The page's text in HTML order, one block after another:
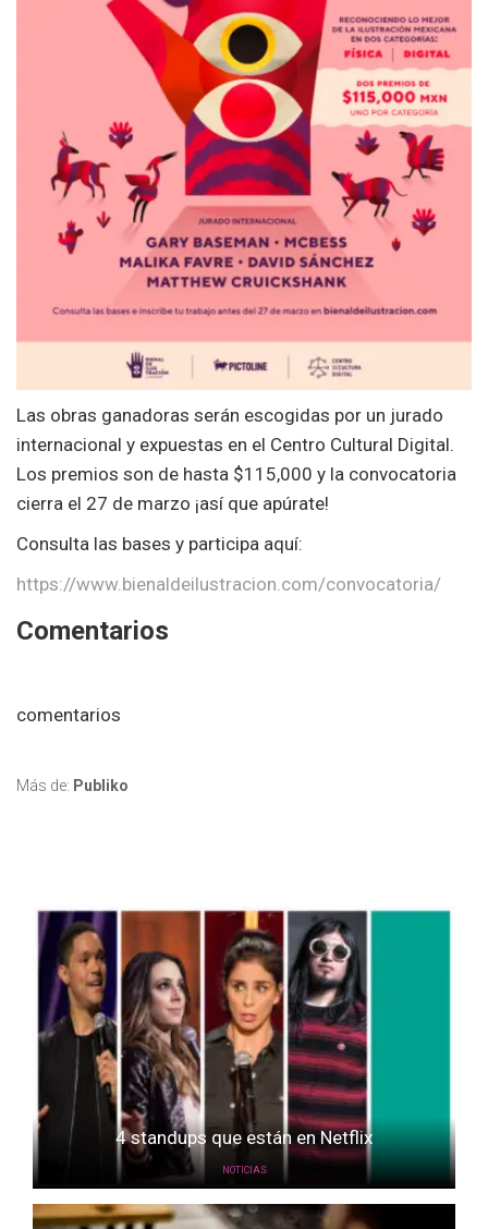
Las obras ganadoras serán escogidas por un jurado
internacional y expuestas en el Centro Cultural Digital.
Los premios son de hasta $115,000 y la convocatoria
cierra el 27 de marzo ¡así que apúrate!
Consulta las bases y participa aquí:
https://www.bienaldeilustracion.com/convocatoria/
Comentarios
comentarios
Más de: Publiko
4 standups que están en Netflix
NOTICIAS